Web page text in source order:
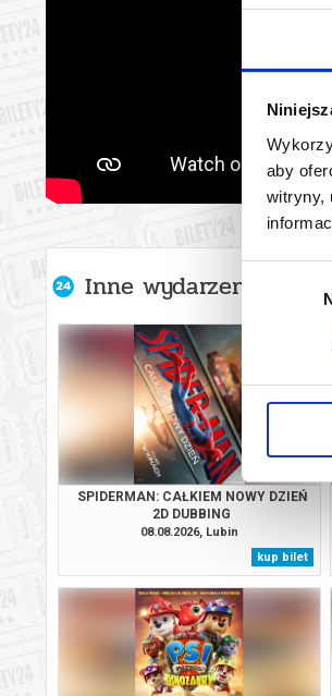
aby
witryny,
Inne wydarzenia
SPIDERMAN: CAŁKIEM NOWY DZIEŃ
2D DUBBING
08.08.2026, Lubin
kup bilet